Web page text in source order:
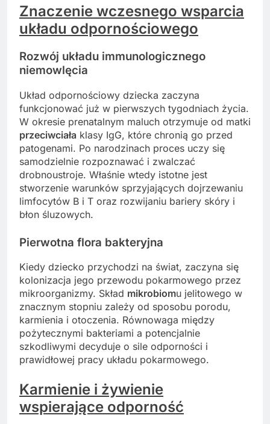
Znaczenie wczesnego wsparcia
układu odpornościowego
Rozwój układu immunologicznego
niemowlęcia
Układ odpornościowy dziecka zaczyna
funkcjonować już w pierwszych tygodniach życia.
W okresie prenatalnym maluch otrzymuje od matki
przeciwciała klasy IgG, które chronią go przed
patogenami. Po narodzinach proces uczy się
samodzielnie rozpoznawać i zwalczać
drobnoustroje. Właśnie wtedy istotne jest
stworzenie warunków sprzyjających dojrzewaniu
limfocytów B i T oraz rozwijaniu bariery skóry i
błon śluzowych.
Pierwotna flora bakteryjna
Kiedy dziecko przychodzi na świat, zaczyna się
kolonizacja jego przewodu pokarmowego przez
mikroorganizmy. Skład mikrobiomu jelitowego w
znacznym stopniu zależy od sposobu porodu,
karmienia i otoczenia. Równowaga między
pożytecznymi bakteriami a potencjalnie
szkodliwymi decyduje o sile odporności i
prawidłowej pracy układu pokarmowego.
Karmienie i żywienie
wspierające odporność